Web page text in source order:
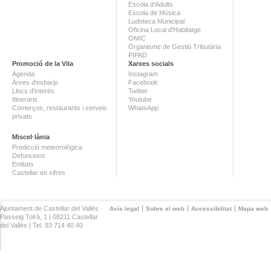
Escola d'Adults
Escola de Música
Ludoteca Municipal
Oficina Local d'Habitatge
OMIC
Organisme de Gestió Tributària
PIPAD
Promoció de la Vila
Agenda
Àrees d'esbarjo
Llocs d'interès
Itineraris
Comerços, restaurants i serveis
privats
Miscel·lània
Predicció meteorològica
Defuncions
Entitats
Castellar en xifres
Xarxes socials
Instagram
Facebook
Twitter
Youtube
WhatsApp
Avís legal Sobre el web Accessibilitat Mapa web
Ajuntament de Castellar del Vallès ·
Passeig Tolrà, 1 | 08211 Castellar
del Vallès | Tel. 93 714 40 40